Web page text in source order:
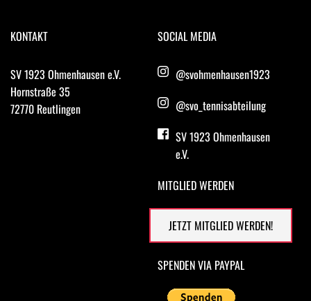
KONTAKT
SV 1923 Ohmenhausen e.V.
Hornstraße 35
72770 Reutlingen
SOCIAL MEDIA
@svohmenhausen1923
@svo_tennisabteilung
SV 1923 Ohmenhausen
e.V.
MITGLIED WERDEN
JETZT MITGLIED WERDEN!
SPENDEN VIA PAYPAL